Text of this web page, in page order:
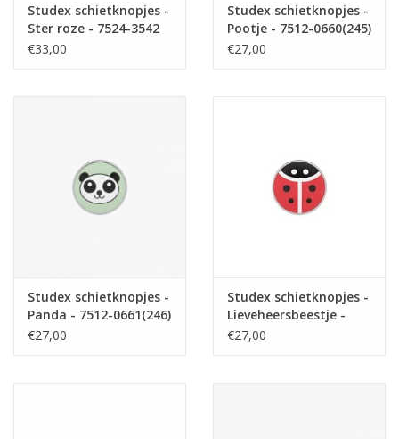
Studex schietknopjes -
Ster roze - 7524-3542
(236)
€33,00
Studex schietknopjes -
Pootje - 7512-0660(245)
€27,00
Studex schietknopjes -
Panda - 7512-0661(246)
€27,00
Studex schietknopjes -
Lieveheersbeestje -
7512-0603 (174)
€27,00